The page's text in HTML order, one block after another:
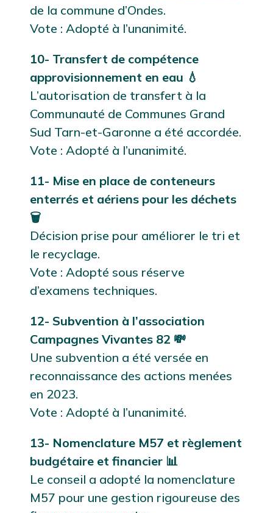
de la commune d’Ondes.
Vote : Adopté à l’unanimité.
10- Transfert de compétence
approvisionnement en eau 💧
L’autorisation de transfert à la
Communauté de Communes Grand
Sud Tarn-et-Garonne a été accordée.
Vote : Adopté à l’unanimité.
11- Mise en place de conteneurs
enterrés et aériens pour les déchets
🗑️
Décision prise pour améliorer le tri et
le recyclage.
Vote : Adopté sous réserve
d’examens techniques.
12- Subvention à l’association
Campagnes Vivantes 82 💸
Une subvention a été versée en
reconnaissance des actions menées
en 2023.
Vote : Adopté à l’unanimité.
13- Nomenclature M57 et règlement
budgétaire et financier 📊
Le conseil a adopté la nomenclature
M57 pour une gestion rigoureuse des